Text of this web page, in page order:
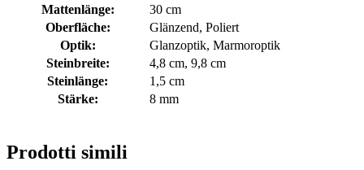
Mattenlänge:
30 cm
Oberfläche:
Glänzend, Poliert
Optik:
Glanzoptik, Marmoroptik
Steinbreite:
4,8 cm, 9,8 cm
Steinlänge:
1,5 cm
Stärke:
8 mm
Prodotti simili